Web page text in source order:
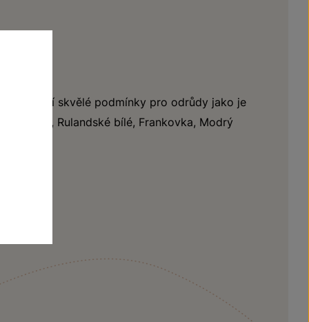
vytváří skvělé podmínky pro odrůdy jako je
zelené, Rulandské bílé, Frankovka, Modrý